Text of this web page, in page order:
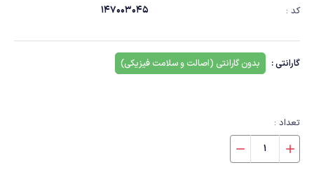
کد :
147003045
گارانتی : بدون گارانتی (اصالت و سلامت فیزیکی)
تعداد :